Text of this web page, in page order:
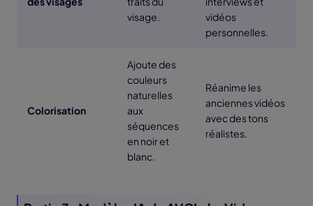
visage.
vidéos
personnelles.
Colorisation
Ajoute des
couleurs
naturelles
aux
séquences
en noir et
blanc.
Réanime les
anciennes vidéos
avec des tons
réalistes.